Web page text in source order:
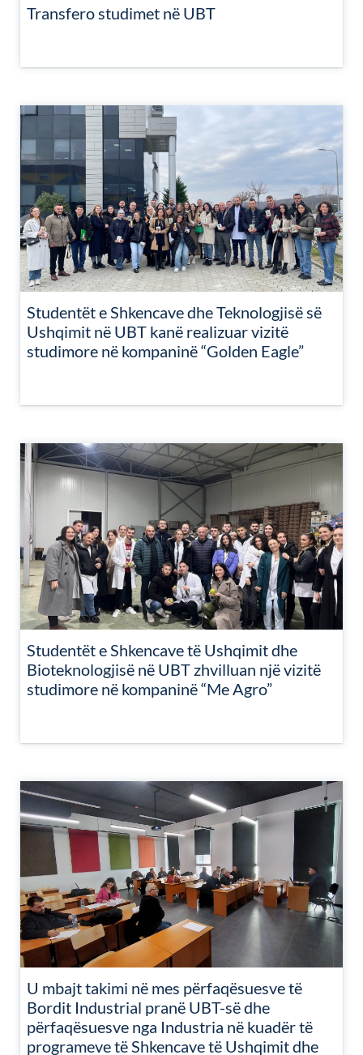
Transfero studimet në UBT
Studentët e Shkencave dhe Teknologjisë së
Ushqimit në UBT kanë realizuar vizitë
studimore në kompaninë “Golden Eagle”
Studentët e Shkencave të Ushqimit dhe
Bioteknologjisë në UBT zhvilluan një vizitë
studimore në kompaninë “Me Agro”
U mbajt takimi në mes përfaqësuesve të
Bordit Industrial pranë UBT-së dhe
përfaqësuesve nga Industria në kuadër të
programeve të Shkencave të Ushqimit dhe